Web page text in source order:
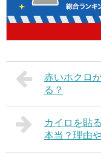
赤いホクロ
る？
カイロを貼
本当？理由